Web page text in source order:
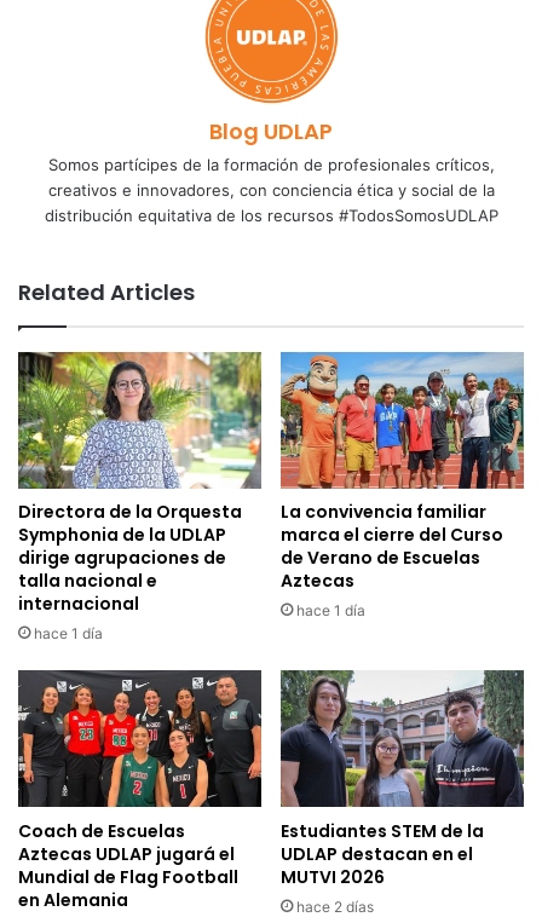
Blog UDLAP
Somos partícipes de la formación de profesionales críticos,
creativos e innovadores, con conciencia ética y social de la
distribución equitativa de los recursos #TodosSomosUDLAP
Related Articles
Directora de la Orquesta
Symphonia de la UDLAP
dirige agrupaciones de
talla nacional e
internacional
hace 1 día
La convivencia familiar
marca el cierre del Curso
de Verano de Escuelas
Aztecas
hace 1 día
Coach de Escuelas
Aztecas UDLAP jugará el
Mundial de Flag Football
en Alemania
Estudiantes STEM de la
UDLAP destacan en el
MUTVI 2026
hace 2 días